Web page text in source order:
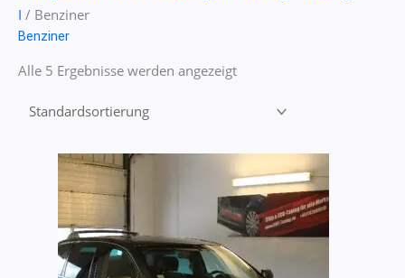
I / Benziner
Benziner
Alle 5 Ergebnisse werden angezeigt